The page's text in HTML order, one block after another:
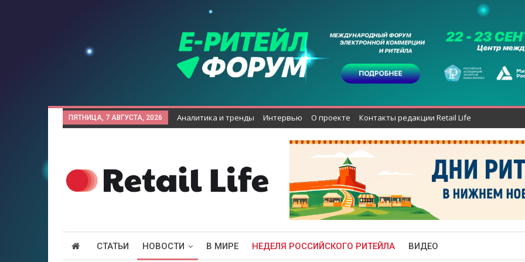
ПЯТНИЦА, 7 АВГУСТА, 2026 Аналитика и тренды Интервью О проекте Контакты редакции Retail Life
СТАТЬИ НОВОСТИ В МИРЕ НЕДЕЛЯ РОССИЙСКОГО РИТЕЙЛА ВИДЕО